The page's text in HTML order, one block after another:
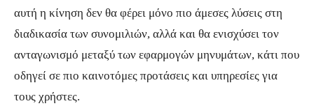
αυτή η κίνηση δεν θα φέρει μόνο πιο άμεσες λύσεις στη
διαδικασία των συνομιλιών, αλλά και θα ενισχύσει τον
ανταγωνισμό μεταξύ των εφαρμογών μηνυμάτων, κάτι που
οδηγεί σε πιο καινοτόμες προτάσεις και υπηρεσίες για
τους χρήστες.